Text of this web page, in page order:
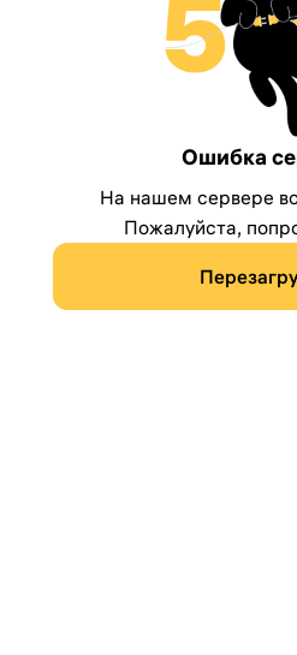
Ошибка
На нашем сервере
Пожалуйста,